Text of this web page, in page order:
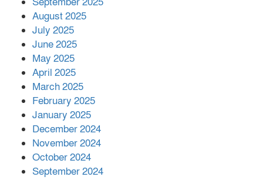
পর ফোন তারেক রহমানের,গ্যাস সঙ্কট
সহায়তা দিলেন সাচিং প্রু জেরী
August 2025
July 2025
June 2025
May 2025
April 2025
March 2025
February 2025
January 2025
December 2024
November 2024
October 2024
September 2024